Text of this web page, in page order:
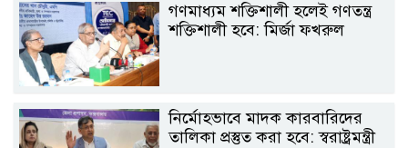
গণমাধ্যম শক্তিশালী হলেই গণতন্ত্র
শক্তিশালী হবে: মির্জা ফখরুল
নির্মোহভাবে মাদক কারবারিদের
তালিকা প্রস্তুত করা হবে: স্বরাষ্ট্রমন্ত্রী